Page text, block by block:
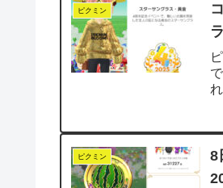
ピクミン
ピクミン
8